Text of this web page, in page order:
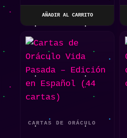
AÑADIR AL CARRITO
CARTAS DE ORÁCULO